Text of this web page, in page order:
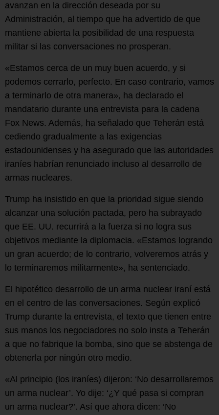
avanzan en la dirección deseada por su
Administración, al tiempo que ha advertido de que
mantiene abierta la posibilidad de una respuesta
militar si las conversaciones no prosperan.
«Estamos cerca de un muy buen acuerdo, y si
podemos cerrarlo, perfecto. En caso contrario, vamos
a terminarlo de otra manera», ha declarado el
mandatario durante una entrevista para la cadena
Fox News. Además, ha señalado que Teherán está
cediendo gradualmente a las exigencias
estadounidenses y ha asegurado que las autoridades
iraníes habrían renunciado incluso al desarrollo de
armas nucleares.
Trump ha insistido en que la prioridad sigue siendo
alcanzar una solución pactada, pero ha subrayado
que EE. UU. recurrirá a la fuerza si no logra sus
objetivos mediante la diplomacia. «Estamos logrando
un gran acuerdo; de lo contrario, volveremos atrás y
lo terminaremos militarmente», ha sentenciado.
El hipotético desarrollo de un arma nuclear iraní está
en el centro de las conversaciones. Según explicó
Trump durante la entrevista, el texto que tienen entre
sus manos los negociadores no solo insta a Teherán
a que no fabrique la bomba, sino que se abstenga de
obtenerla por ningún otro medio.
«Al principio (los iraníes) dijeron: ‘No desarrollaremos
un arma nuclear’. Yo dije: ‘¿Y qué pasa si compran
un arma nuclear?’. Así que ahora dicen: ‘No